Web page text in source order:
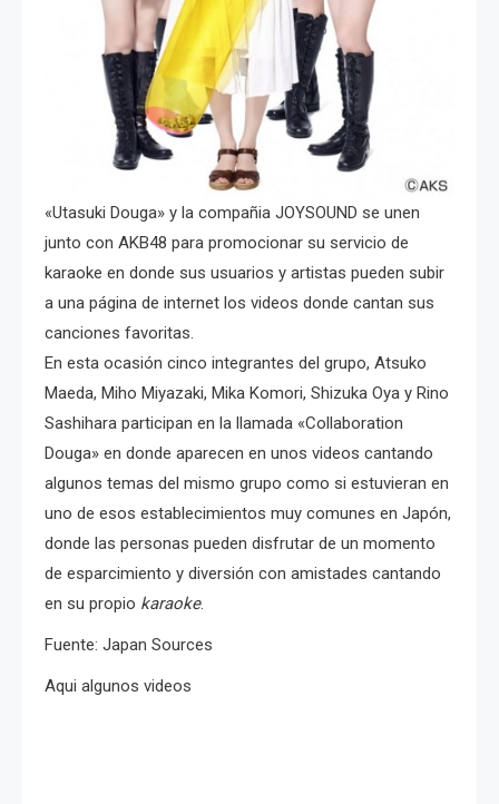
«Utasuki Douga» y la compañia JOYSOUND se unen
junto con AKB48 para promocionar su servicio de
karaoke en donde sus usuarios y artistas pueden subir
a una página de internet los videos donde cantan sus
canciones favoritas.
En esta ocasión cinco integrantes del grupo, Atsuko
Maeda, Miho Miyazaki, Mika Komori, Shizuka Oya y Rino
Sashihara participan en la llamada «Collaboration
Douga» en donde aparecen en unos videos cantando
algunos temas del mismo grupo como si estuvieran en
uno de esos establecimientos muy comunes en Japón,
donde las personas pueden disfrutar de un momento
de esparcimiento y diversión con amistades cantando
en su propio karaoke.
Fuente: Japan Sources
Aqui algunos videos